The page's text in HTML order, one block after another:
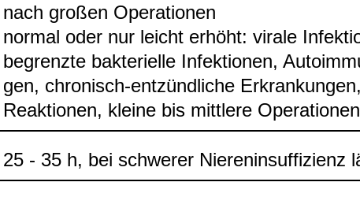
nach gro­ßen Ope­ra­tio­nen
nor­mal oder nur leicht erhöht: virale
begrenzte bak­te­ri­elle Infek­tio­nen,
gen, chro­nisch-​ent­zünd­li­che
Reak­tio­nen, kleine bis mitt­lere Ope­ra­tio­nen
25 - 35 h, bei schwe­rer Nie­ren­in­suf­fi­zi­enz